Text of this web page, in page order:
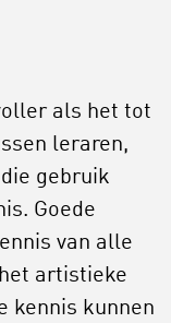
als het tot
leraren,
gebruik
Goede
van alle
artistieke
kennis kunnen